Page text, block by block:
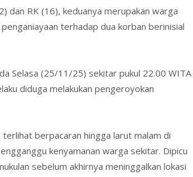
dan RK (16), keduanya merupakan warga
terhadap dua korban berinisial
Selasa (25/11/25) sekitar pukul 22.00 WITA
diduga melakukan pengeroyokan
berpacaran hingga larut malam di
kenyamanan warga sekitar. Dipicu
sebelum akhirnya meninggalkan lokasi